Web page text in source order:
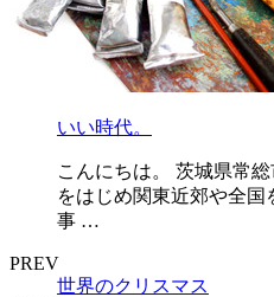
いい時代。
こんにちは。 茨城県常
をはじめ関東近郊や全
事 …
PREV
世界のクリスマス